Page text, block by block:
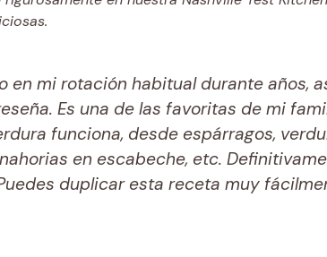
en mi rotación habitual durante años,
Es una de las favoritas de mi
funciona, desde espárragos,
en escabeche, etc.
duplicar esta receta muy